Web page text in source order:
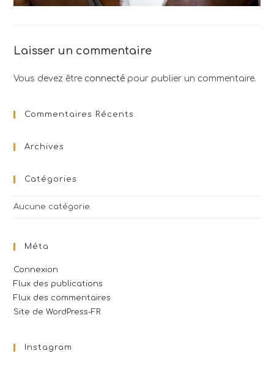
Laisser un commentaire
Vous devez être connecté pour publier un commentaire.
Commentaires Récents
Archives
Catégories
Aucune catégorie
Méta
Connexion
Flux des publications
Flux des commentaires
Site de WordPress-FR
Instagram